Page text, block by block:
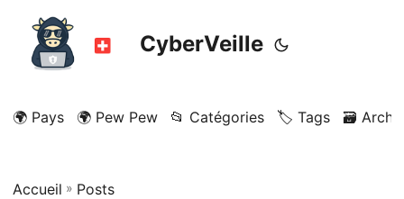
CyberVeille
🌍 Pays 🌍 Pew Pew 📂 Catégories 🏷️ Tags 🗃️
Accueil » Posts